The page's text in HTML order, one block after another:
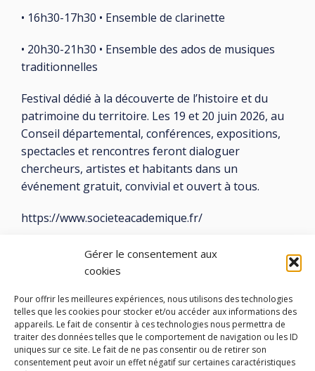
Gérer le consentement aux
cookies
Pour offrir les meilleures expériences, nous utilisons des technologies
telles que les cookies pour stocker et/ou accéder aux informations des
appareils. Le fait de consentir à ces technologies nous permettra de
traiter des données telles que le comportement de navigation ou les ID
uniques sur ce site. Le fait de ne pas consentir ou de retirer son
consentement peut avoir un effet négatif sur certaines caractéristiques
• 16h30-17h30 • Ensemble de clarinette
• 20h30-21h30 • Ensemble des ados de musiques
traditionnelles
Festival dédié à la découverte de l’histoire et du
patrimoine du territoire. Les 19 et 20 juin 2026, au
Conseil départemental, conférences, expositions,
spectacles et rencontres feront dialoguer
chercheurs, artistes et habitants dans un
événement gratuit, convivial et ouvert à tous.
https://www.societeacademique.fr/
Repli dans l’hémicycle en cas de mauvais temps
LES ATELIERS DES ARTS